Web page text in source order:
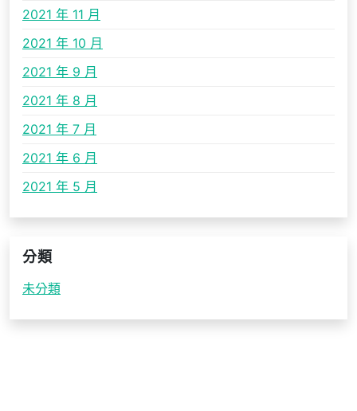
2021 年 11 月
2021 年 10 月
2021 年 9 月
2021 年 8 月
2021 年 7 月
2021 年 6 月
2021 年 5 月
分類
未分類